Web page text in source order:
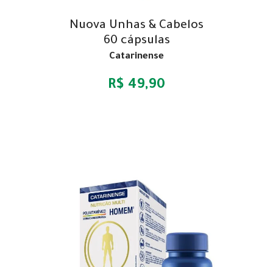
Nuova Unhas & Cabelos
60 cápsulas
Catarinense
R$ 49,90